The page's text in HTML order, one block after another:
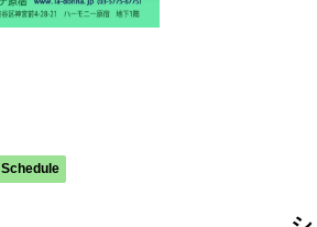
Schedule